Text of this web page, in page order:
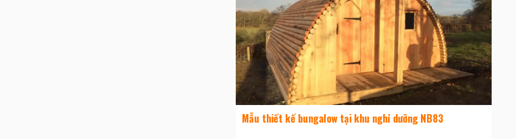
Mẫu thiết kế bungalow tại khu nghỉ dưỡng NB83